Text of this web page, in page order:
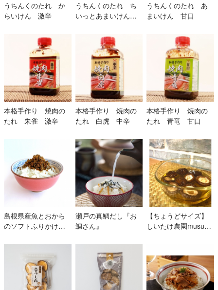
うちんくのたれ か
らいけん 激辛
うちんくのたれ ち
いっとあまいけん
うちんくのたれ あ
まいけん 甘口
本格手作り 焼肉の
たれ 朱雀 激辛
本格手作り 焼肉の
たれ 白虎 中辛
本格手作り 焼肉の
たれ 青竜 甘口
島根県産魚とおから
のソフトふりかけ
瀬戸の真鯛だし『お
鯛さん』
【ちょうどサイズ】
しいたけ農園musubi